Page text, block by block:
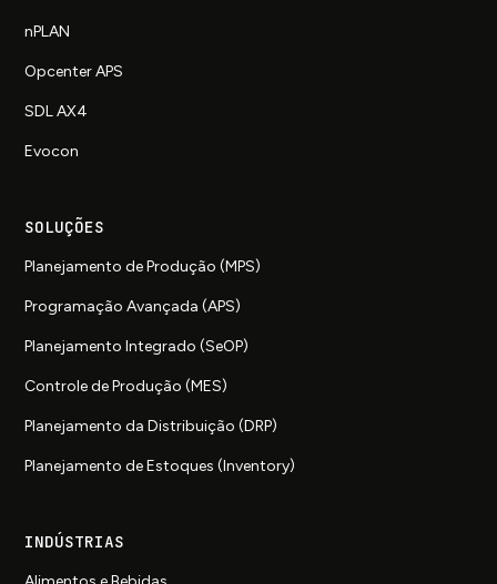
nPLAN
Opcenter APS
SDL AX4
Evocon
SOLUÇÕES
Planejamento de Produção (MPS)
Programação Avançada (APS)
Planejamento Integrado (SeOP)
Controle de Produção (MES)
Planejamento da Distribuição (DRP)
Planejamento de Estoques (Inventory)
INDÚSTRIAS